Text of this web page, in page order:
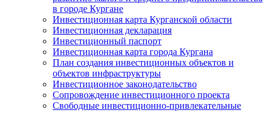
в городе Кургане
Инвестиционная карта Курганской области
Инвестиционная декларация
Инвестиционный паспорт
Инвестиционная карта города Кургана
План создания инвестиционных объектов и
объектов инфраструктуры
Инвестиционное законодательство
Сопровождение инвестиционного проекта
Свободные инвестиционно-привлекательные